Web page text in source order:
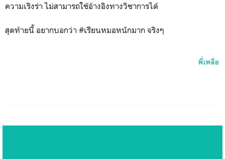
ความเริงร่า ไม่สามารถใช้อ้างอิงทางวิชาการได้
สุดท้ายนี้ อยากบอกว่า #เรียนหมอหนักมาก จริงๆ